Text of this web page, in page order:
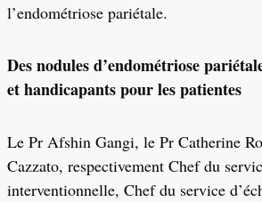
l’endométriose pariétale.
Des nodules d’endométriose
et handicapants pour les patientes
Le Pr Afshin Gangi, le Pr Catherine
Cazzato, respectivement Chef du
interventionnelle, Chef du service